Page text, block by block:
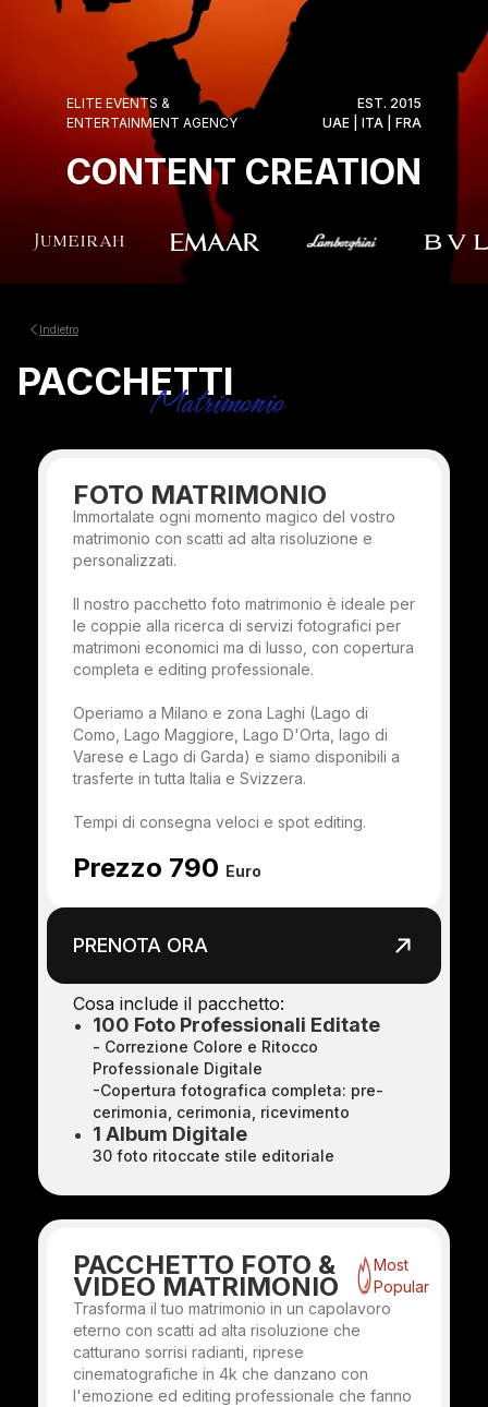
ELITE EVENTS &
ENTERTAINMENT AGENCY
EST. 2015
UAE | ITA | FRA
CONTENT CREATION
Indietro
PACCHETTI
Matrimonio
FOTO MATRIMONIO
Immortalate ogni momento magico del vostro
matrimonio con scatti ad alta risoluzione e
personalizzati.
Il nostro pacchetto foto matrimonio è ideale per
le coppie alla ricerca di servizi fotografici per
matrimoni economici ma di lusso, con copertura
completa e editing professionale.
Operiamo a Milano e zona Laghi (Lago di
Como, Lago Maggiore, Lago D'Orta, lago di
Varese e Lago di Garda) e siamo disponibili a
trasferte in tutta Italia e Svizzera.
Tempi di consegna veloci e spot editing.
Prezzo 790 Euro
PRENOTA ORA
Cosa include il pacchetto:
100 Foto Professionali Editate
- Correzione Colore e Ritocco
Professionale Digitale
-Copertura fotografica completa: pre-
cerimonia, cerimonia, ricevimento
1 Album Digitale
30 foto ritoccate stile editoriale
PACCHETTO FOTO &
VIDEO MATRIMONIO
Most
Popular
Trasforma il tuo matrimonio in un capolavoro
eterno con scatti ad alta risoluzione che
catturano sorrisi radianti, riprese
cinematografiche in 4k che danzano con
l'emozione ed editing professionale che fanno